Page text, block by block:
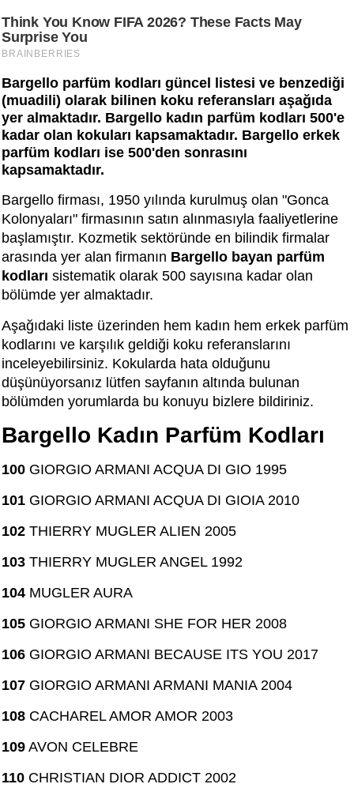
Bargello parfüm kodları güncel listesi ve benzediği
(muadili) olarak bilinen koku referansları aşağıda
yer almaktadır. Bargello kadın parfüm kodları 500'e
kadar olan kokuları kapsamaktadır. Bargello erkek
parfüm kodları ise 500'den sonrasını
kapsamaktadır.
Bargello firması, 1950 yılında kurulmuş olan "Gonca
Kolonyaları" firmasının satın alınmasıyla faaliyetlerine
başlamıştır. Kozmetik sektöründe en bilindik firmalar
arasında yer alan firmanın Bargello bayan parfüm
kodları sistematik olarak 500 sayısına kadar olan
bölümde yer almaktadır.
Aşağıdaki liste üzerinden hem kadın hem erkek parfüm
kodlarını ve karşılık geldiği koku referanslarını
inceleyebilirsiniz. Kokularda hata olduğunu
düşünüyorsanız lütfen sayfanın altında bulunan
bölümden yorumlarda bu konuyu bizlere bildiriniz.
Bargello Kadın Parfüm Kodları
100 GIORGIO ARMANI ACQUA DI GIO 1995
101 GIORGIO ARMANI ACQUA DI GIOIA 2010
102 THIERRY MUGLER ALIEN 2005
103 THIERRY MUGLER ANGEL 1992
104 MUGLER AURA
105 GIORGIO ARMANI SHE FOR HER 2008
106 GIORGIO ARMANI BECAUSE ITS YOU 2017
107 GIORGIO ARMANI ARMANI MANIA 2004
108 CACHAREL AMOR AMOR 2003
109 AVON CELEBRE
110 CHRISTIAN DIOR ADDICT 2002